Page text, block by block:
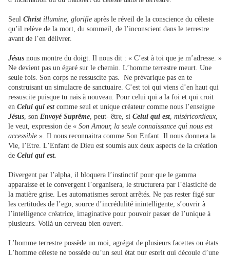
Seul Christ illumine, glorifie après le réveil de la conscience du céleste
qu’il relève de la mort, du sommeil, de l’inconscient dans le terrestre
avant de l’en délivrer.
Jésus nous montre du doigt. Il nous dit : « C’est à toi que je m’adresse. »
Ne devient pas un égaré sur le chemin. L’homme terrestre meurt. Une
seule fois. Son corps ne ressuscite pas. Ne prévarique pas en te
construisant un simulacre de sanctuaire. C’est toi qui viens d’en haut qui
ressuscite puisque tu nais à nouveau. Pour celui qui a la foi et qui croit
en Celui qui estcomme seul et unique créateur comme nous l’enseigne
Jésus, son Envoyé Suprême, peut- être, si Celui qui est, miséricordieux,
le veut, expression de « Son Amour, la seule connaissance qui nous est
accessible ». Il nous reconnaitra comme Son Enfant. Il nous donnera la
Vie, l’Etre. L’Enfant de Dieu est soumis aux deux aspects de la création
de Celui qui est.
Divergent par l’alpha, il bloquera l’instinctif pour que le gamma
apparaisse et le convergent l’organisera, le structurera par l’élasticité de
la matière grise. Les automatismes seront arrêtés. Ne pas rester figé sur
les certitudes de l’ego, source d’incrédulité inintelligente, s’ouvrir à
l’intelligence créatrice, imaginative pour pouvoir passer de l’unique à
plusieurs. Voilà un cerveau bien ouvert.
L’homme terrestre possède un moi, agrégat de plusieurs facettes ou états.
L’homme céleste ne possède qu’un seul état pur esprit qui découle d’une